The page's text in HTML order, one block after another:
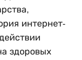
интернет-
здоровых